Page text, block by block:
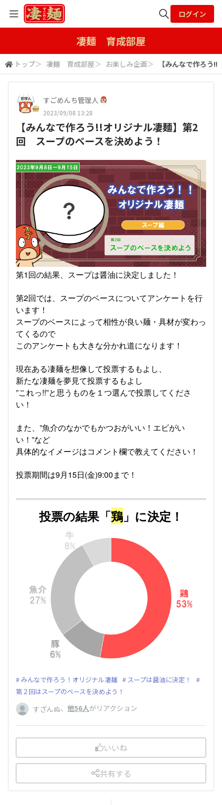
検索
ログイン
凄麺 育成部屋
トップ＞ 凄麺 育成部屋＞ お楽しみ企画＞ 【みんなで作ろう
すごめんち管理人
2023/09/08 13:28
【みんなで作ろう!!オリジナル凄麺】第2
回 スープのベースを決めよう！
第1回の結果、スープは醤油に決定しました！
第2回では、スープのベースについてアンケートを行
います！
スープのベースによって相性が良い麺・具材が変わっ
てくるので
このアンケートも大きな分かれ道になります！
現在ある凄麺を想像して投票するもよし、
新たな凄麺を夢見て投票するもよし
”これっ!!”と思うものを１つ選んで投票してくださ
い！
また、”魚介のなかでもかつおがいい！エビがい
い！”など
具体的なイメージはコメント欄で教えてください！
投票期間は9月15日(金)9:00まで！
投票の結果「鶏 」に決定！
みんなで作ろう！オリジナル凄麺
スープは醤油に決定！
第２回はスープのベースを決めよう！
すざんぬ、 他56人がリアクション
いいね
共有する